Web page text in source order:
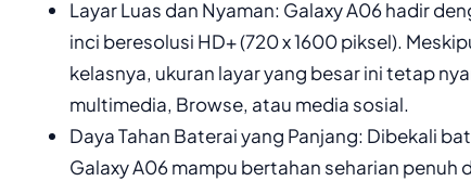
Layar Luas dan Nyaman: Galaxy A06 hadir
inci beresolusi HD+ (720 x 1600 piksel).
kelasnya, ukuran layar yang besar ini tetap
multimedia, Browse, atau media sosial.
Daya Tahan Baterai yang Panjang: Dibekali
Galaxy A06 mampu bertahan seharian penuh